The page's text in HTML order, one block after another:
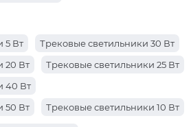
5 Вт
Трековые светильники 30 Вт
20 Вт
Трековые светильники 25 Вт
40 Вт
50 Вт
Трековые светильники 10 Вт